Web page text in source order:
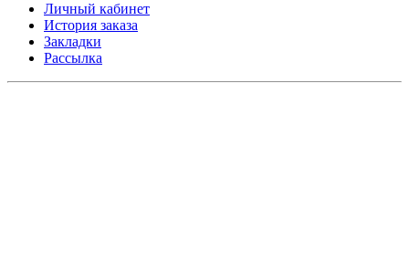
Личный кабинет
История заказа
Закладки
Рассылка